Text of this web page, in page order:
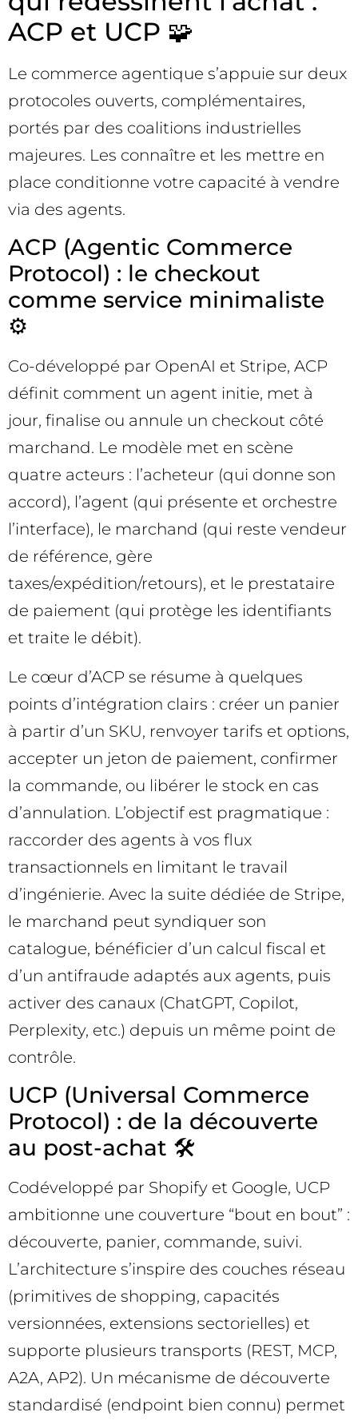
ACP et UCP 🧩
Le commerce agentique s’appuie sur deux
protocoles ouverts, complémentaires,
portés par des coalitions industrielles
majeures. Les connaître et les mettre en
place conditionne votre capacité à vendre
via des agents.
ACP (Agentic Commerce
Protocol) : le checkout
comme service minimaliste
⚙️
Co-développé par OpenAI et Stripe, ACP
définit comment un agent initie, met à
jour, finalise ou annule un checkout côté
marchand. Le modèle met en scène
quatre acteurs : l’acheteur (qui donne son
accord), l’agent (qui présente et orchestre
l’interface), le marchand (qui reste vendeur
de référence, gère
taxes/expédition/retours), et le prestataire
de paiement (qui protège les identifiants
et traite le débit).
Le cœur d’ACP se résume à quelques
points d’intégration clairs : créer un panier
à partir d’un SKU, renvoyer tarifs et options,
accepter un jeton de paiement, confirmer
la commande, ou libérer le stock en cas
d’annulation. L’objectif est pragmatique :
raccorder des agents à vos flux
transactionnels en limitant le travail
d’ingénierie. Avec la suite dédiée de Stripe,
le marchand peut syndiquer son
catalogue, bénéficier d’un calcul fiscal et
d’un antifraude adaptés aux agents, puis
activer des canaux (ChatGPT, Copilot,
Perplexity, etc.) depuis un même point de
contrôle.
UCP (Universal Commerce
Protocol) : de la découverte
au post-achat 🛠️
Codéveloppé par Shopify et Google, UCP
ambitionne une couverture “bout en bout” :
découverte, panier, commande, suivi.
L’architecture s’inspire des couches réseau
(primitives de shopping, capacités
versionnées, extensions sectorielles) et
supporte plusieurs transports (REST, MCP,
A2A, AP2). Un mécanisme de découverte
standardisé (endpoint bien connu) permet